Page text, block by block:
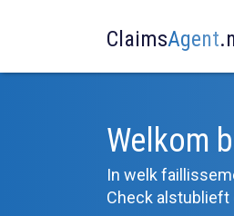
ClaimsAgent.nl
Welkom
In welk
Check alstublieft